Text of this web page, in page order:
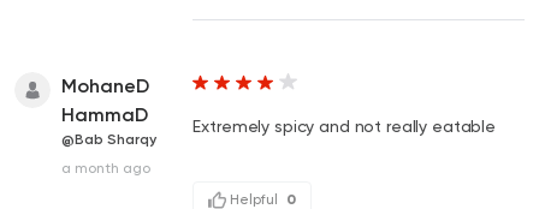
MohaneD
HammaD
@Bab Sharqy
a month ago
Extremely spicy and not really eatable
Helpful 0